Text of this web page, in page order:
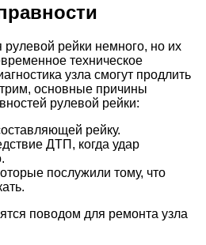
рейки немного, но их
техническое
узла смогут продлить
основные причины
рулевой рейки:
рейку.
ДТП, когда удар
послужили тому, что
поводом для ремонта узла